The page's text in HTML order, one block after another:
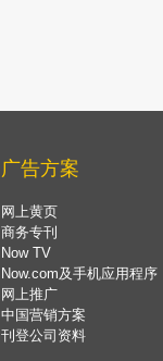
广告方案
网上黄页
商务专刊
Now TV
Now.com及手机应用程序
网上推广
中国营销方案
刊登公司资料